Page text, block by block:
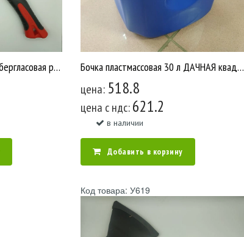
Топор 1000гр кованый фибергласовая ручка /24 У2175 Бочка пластмассовая 30 л ДАЧНАЯ квадратная (цветная) /3 У2613
цена: 518.8
цена c ндс:621.2
в наличии
Добавить в корзину
Код товара: У619